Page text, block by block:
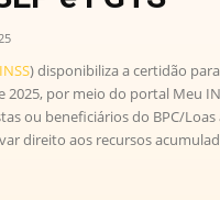
INSS) disponibiliza a certidão
2025, por meio do portal Meu
ou beneficiários do BPC/Loas
direito aos recursos